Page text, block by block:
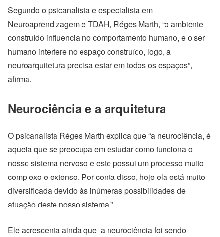
Segundo opsicanalista e especialista em
Neuroaprendizagem e TDAH, Réges Marth, “o ambiente
construído influencia no comportamento humano, e o ser
humano interfere no espaço construído, logo, a
neuroarquitetura precisa estar em todos os espaços”,
afirma.
Neurociência e a arquitetura
O psicanalista Réges Marth explica que “a neurociência, é
aquela que se preocupa em estudar como funciona o
nosso sistema nervoso e este possui um processo muito
complexo e extenso. Por conta disso, hoje ela está muito
diversificada devido às inúmeras possibilidades de
atuação deste nosso sistema.”
Ele acrescenta ainda que a neurociência foi sendo